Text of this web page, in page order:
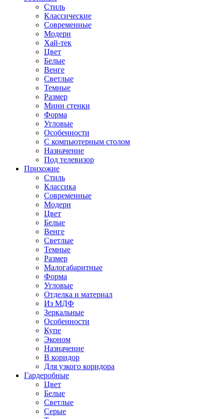
Стиль
Классические
Современные
Модерн
Хай-тек
Цвет
Белые
Венге
Светлые
Темные
Размер
Мини стенки
Форма
Угловые
Особенности
С компьютерным столом
Назначение
Под телевизор
Прихожие
Стиль
Классика
Современные
Модерн
Цвет
Белые
Венге
Светлые
Темные
Размер
Малогабаритные
Форма
Угловые
Отделка и материал
Из МДФ
Зеркальные
Особенности
Купе
Эконом
Назначение
В коридор
Для узкого коридора
Гардеробные
Цвет
Белые
Светлые
Серые